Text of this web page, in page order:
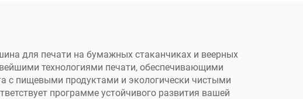
бумажных полотенцах,
крафт-бумаге
для печати на бумажных стаканчиках и веерных
технологиями печати, обеспечивающими
с пищевыми продуктами и экологически чистыми
программе устойчивого развития вашей